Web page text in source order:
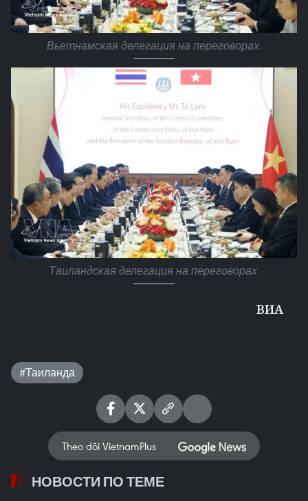
Вьетнамская делегация на переговорах.
Таиландская делегация на переговорах.
ВИА
#Таиланда
Theo dõi VietnamPlus
НОВОСТИ ПО ТЕМЕ